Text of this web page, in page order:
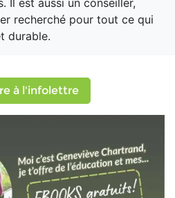
Il est aussi un conseiller,
recherché pour tout ce qui
durable.
à l'infolettre